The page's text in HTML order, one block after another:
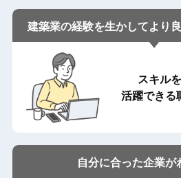
建築業の経験を生かしてより
スキル
活躍できる
自分に合った企業が